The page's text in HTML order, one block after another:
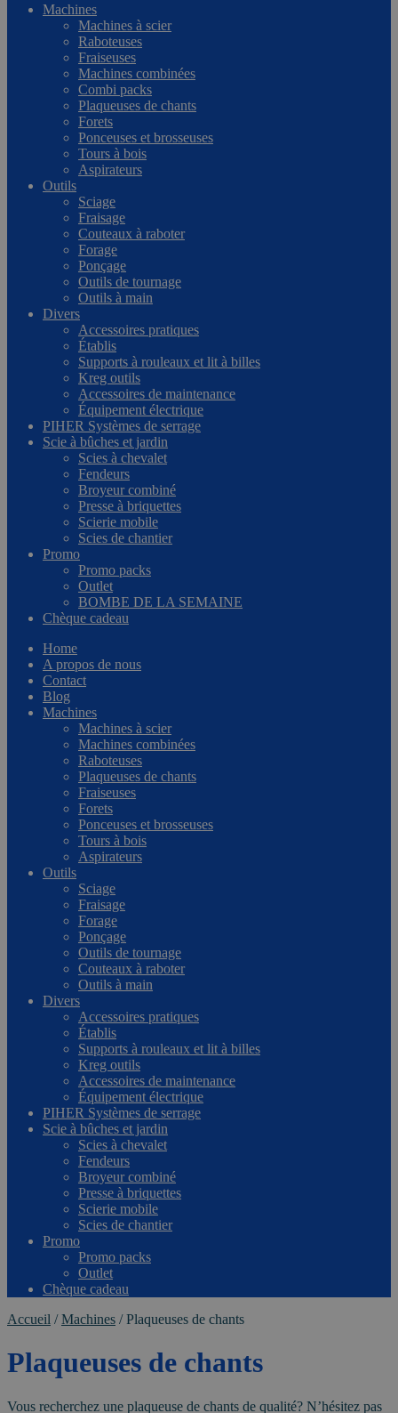
Machines
Machines à scier
Raboteuses
Fraiseuses
Machines combinées
Combi packs
Plaqueuses de chants
Forets
Ponceuses et brosseuses
Tours à bois
Aspirateurs
Outils
Sciage
Fraisage
Couteaux à raboter
Forage
Ponçage
Outils de tournage
Outils à main
Divers
Accessoires pratiques
Établis
Supports à rouleaux et lit à billes
Kreg outils
Accessoires de maintenance
Équipement électrique
PIHER Systèmes de serrage
Scie à bûches et jardin
Scies à chevalet
Fendeurs
Broyeur combiné
Presse à briquettes
Scierie mobile
Scies de chantier
Promo
Promo packs
Outlet
BOMBE DE LA SEMAINE
Chèque cadeau
Home
A propos de nous
Contact
Blog
Machines
Machines à scier
Machines combinées
Raboteuses
Plaqueuses de chants
Fraiseuses
Forets
Ponceuses et brosseuses
Tours à bois
Aspirateurs
Outils
Sciage
Fraisage
Forage
Ponçage
Outils de tournage
Couteaux à raboter
Outils à main
Divers
Accessoires pratiques
Établis
Supports à rouleaux et lit à billes
Kreg outils
Accessoires de maintenance
Équipement électrique
PIHER Systèmes de serrage
Scie à bûches et jardin
Scies à chevalet
Fendeurs
Broyeur combiné
Presse à briquettes
Scierie mobile
Scies de chantier
Promo
Promo packs
Outlet
Chèque cadeau
Accueil /Machines /Plaqueuses de chants
Plaqueuses de chants
Vous recherchez une plaqueuse de chants de qualité? N’hésitez pas